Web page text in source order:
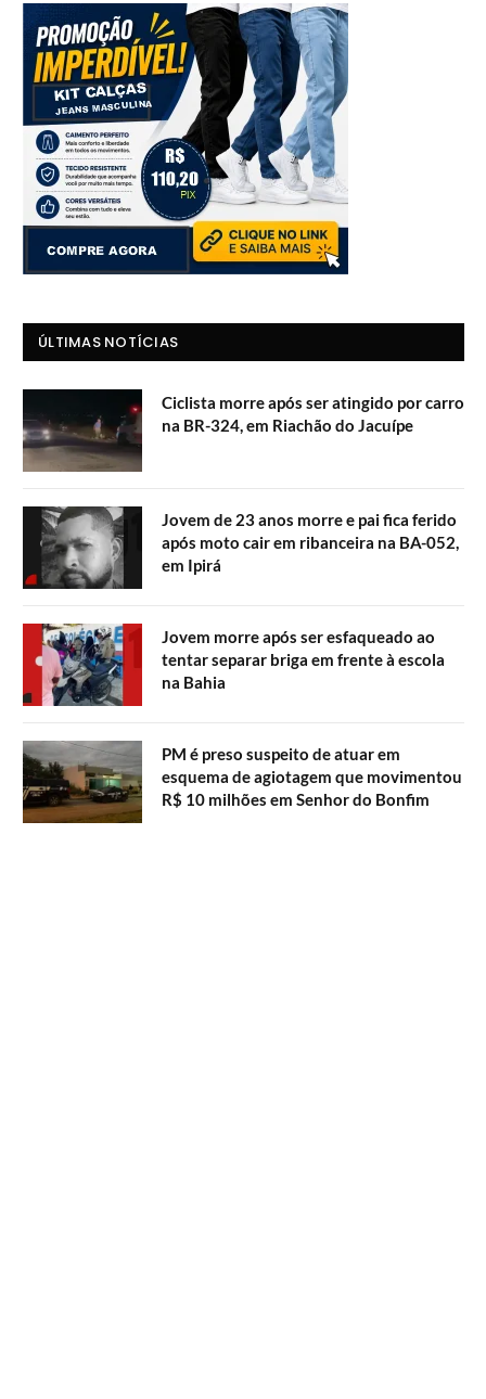
ÚLTIMAS NOTÍCIAS
Ciclista morre após ser atingido por carro
na BR-324, em Riachão do Jacuípe
Jovem de 23 anos morre e pai fica ferido
após moto cair em ribanceira na BA-052,
em Ipirá
Jovem morre após ser esfaqueado ao
tentar separar briga em frente à escola
na Bahia
PM é preso suspeito de atuar em
esquema de agiotagem que movimentou
R$ 10 milhões em Senhor do Bonfim